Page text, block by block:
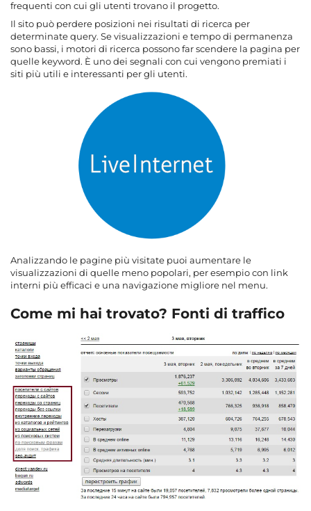
frequenti con cui gli utenti trovano il progetto.
Il sito può perdere posizioni nei risultati di ricerca per
determinate query. Se visualizzazioni e tempo di permanenza
sono bassi, i motori di ricerca possono far scendere la pagina per
quelle keyword. È uno dei segnali con cui vengono premiati i
siti più utili e interessanti per gli utenti.
Analizzando le pagine più visitate puoi aumentare le
visualizzazioni di quelle meno popolari, per esempio con link
interni più efficaci e una navigazione migliore nel menu.
Come mi hai trovato? Fonti di traffico